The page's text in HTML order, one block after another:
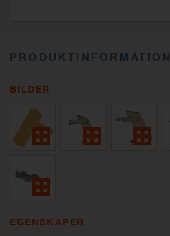
PRODUKTINFORMATION
BILDER
EGENSKAPER